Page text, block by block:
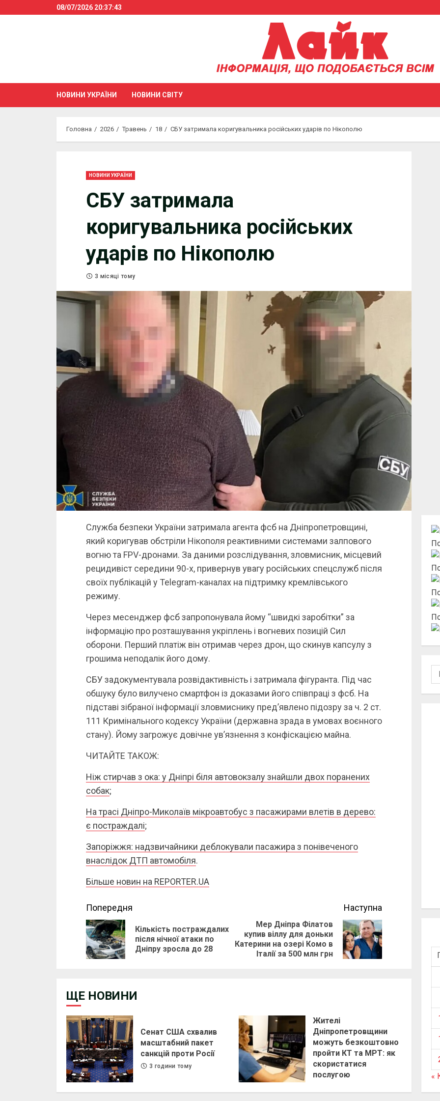
to
08/07/2026 20:37:44
НОВИНИ УКРАЇНИ НОВИНИ СВІТУ
Головна 2026 Травень 18 СБУ затримала коригувальника російських ударів по Нікополю
НОВИНИ УКРАЇНИ
СБУ затримала
коригувальника російських
ударів по Нікополю
3 місяці тому
Служба безпеки України затримала агента фсб на Дніпропетровщині,
який коригував обстріли Нікополя реактивними системами залпового
вогню та FPV-дронами. За даними розслідування, зловмисник, місцевий
рецидивіст середини 90-х, привернув увагу російських спецслужб після
своїх публікацій у Telegram-каналах на підтримку кремлівського
режиму.
Через месенджер фсб запропонувала йому “швидкі заробітки” за
інформацію про розташування укріплень і вогневих позицій Сил
оборони. Перший платіж він отримав через дрон, що скинув капсулу з
грошима неподалік його дому.
СБУ задокументувала розвідактивність і затримала фігуранта. Під час
обшуку було вилучено смартфон із доказами його співпраці з фсб. На
підставі зібраної інформації зловмиснику пред’явлено підозру за ч. 2 ст.
111 Кримінального кодексу України (державна зрада в умовах воєнного
стану). Йому загрожує довічне ув’язнення з конфіскацією майна.
ЧИТАЙТЕ ТАКОЖ:
Ніж стирчав з ока: у Дніпрі біля автовокзалу знайшли двох поранених
собак;
На трасі Дніпро-Миколаїв мікроавтобус з пасажирами влетів в дерево:
є постраждалі;
Запоріжжя: надзвичайники деблокували пасажира з понівеченого
внаслідок ДТП автомобіля.
Більше новин на REPORTER.UA
Continue
Reading
Попередня
Previous
post:
Кількість постраждалих
після нічної атаки по
Дніпру зросла до 28
Наступна
Next
post:
Мер Дніпра Філатов
купив віллу для доньки
Катерини на озері Комо в
Італії за 500 млн грн
ЩЕ НОВИНИ
Сенат США схвалив
масштабний пакет
санкцій проти Росії
3 години тому
Жителі
Дніпропетровщини
можуть безкоштовно
пройти КТ та МРТ: як
скористатися
послугою
«